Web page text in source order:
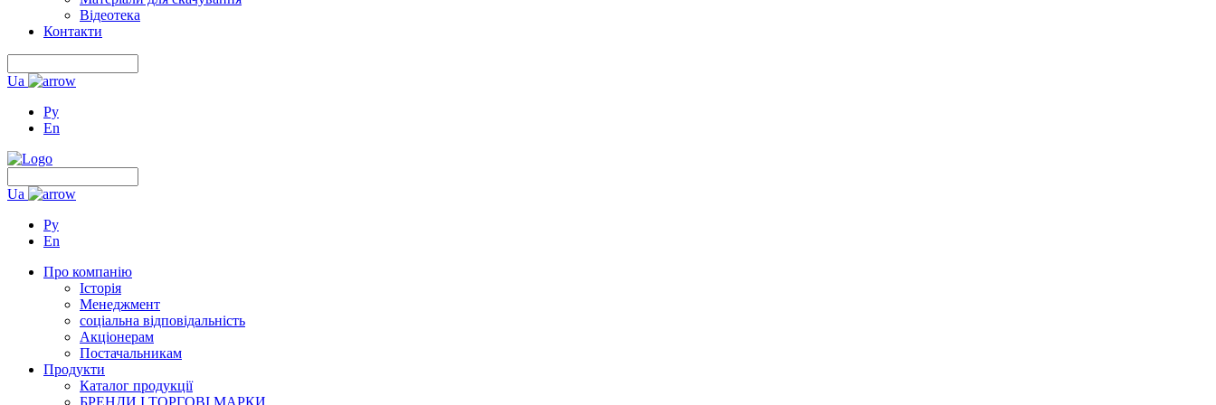
Відеотека
Контакти
Ua
Ру
En
Ua
Ру
En
Про компанію
Історія
Менеджмент
соціальна відповідальність
Акціонерам
Постачальникам
Продукти
Каталог продукції
БРЕНДИ І ТОРГОВІ МАРКИ